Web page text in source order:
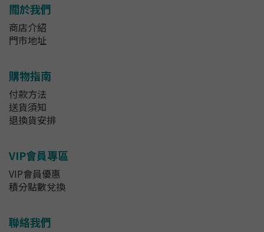
關於我們
商店介紹
門市地址
購物指南
付款方法
送貨須知
退換貨安排
VIP會員專區
VIP會員優惠
積分點數兌換
聯絡我們